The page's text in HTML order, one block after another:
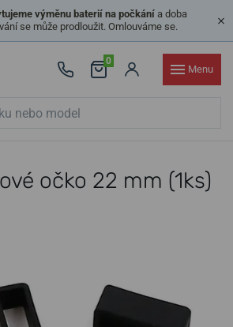
výměnu baterií na počkánía doba
se může prodloužit. Omlouváme se.
0
Menu
očko 22 mm (1ks)